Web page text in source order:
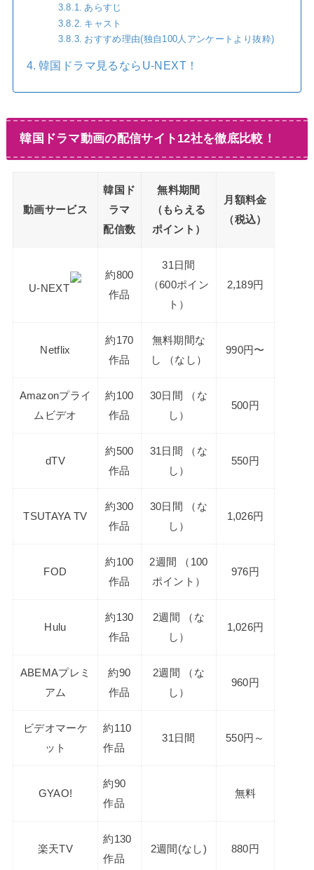
あらすじ
キャスト
おすすめ理由(独自100人アンケートより抜粋)
韓国ドラマ見るならU-NEXT！
韓国ドラマ動画の配信サイト12社を徹底比較！
動画サービス
韓国ド
ラマ
配信数
無料期間
（もらえる
ポイント）
月額料金
（税込）
U-NEXT
約800
作品
31日間
（600ポイン
ト）
2,189円
Netflix
約170
作品
無料期間な
し （なし）
990円〜
Amazonプライ
ムビデオ
約100
作品
30日間 （な
し）
500円
dTV
約500
作品
31日間 （な
し）
550円
TSUTAYA TV
約300
作品
30日間 （な
し）
1,026円
FOD
約100
作品
2週間 （100
ポイント）
976円
Hulu
約130
作品
2週間 （な
し）
1,026円
ABEMAプレミ
アム
約90
作品
2週間 （な
し）
960円
ビデオマーケ
ット
約110
作品
31日間 550円～
GYAO!
約90
作品
無料
楽天TV
約130
作品
2週間(なし) 880円